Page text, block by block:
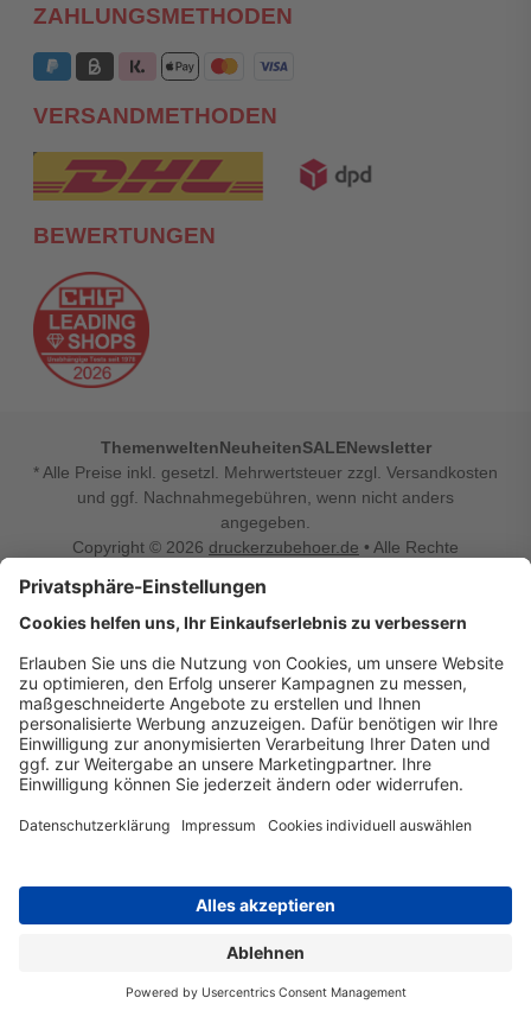
ZAHLUNGSMETHODEN
VERSANDMETHODEN
BEWERTUNGEN
ThemenweltenNeuheitenSALENewsletter
* Alle Preise inkl. gesetzl. Mehrwertsteuer zzgl. Versandkosten
und ggf. Nachnahmegebühren, wenn nicht anders
angegeben.
Copyright © 2026 druckerzubehoer.de • Alle Rechte
Vertrag widerrufen
Druckerzubehoer.de – preiswerte Qualität für Ihr Office
Sie sind auf der Suche nach dem passenden Druckerzubehör
oder Zubehör für das Büro, den Computer oder Ihr
Smartphone? Dann sind Sie bei Druckerzubehoer.de genau
richtig! Unser breites Sortiment bietet unter anderem Tinte
und Toner für alle gängigen Druckermodelle – großer sowie
kleiner Hersteller. Zugleich sind wir Ihr Online Fachhandel für
einrichten, die Werkstatt ausstatten oder den Alltag mit
was Ihren Arbeitsplatz noch komfortabler macht, finden Sie
bei uns auch Bastelspaß, Schulbedarf, Beleuchtung,
für die ganze Familie. Entdecken Sie günstige Angebote und